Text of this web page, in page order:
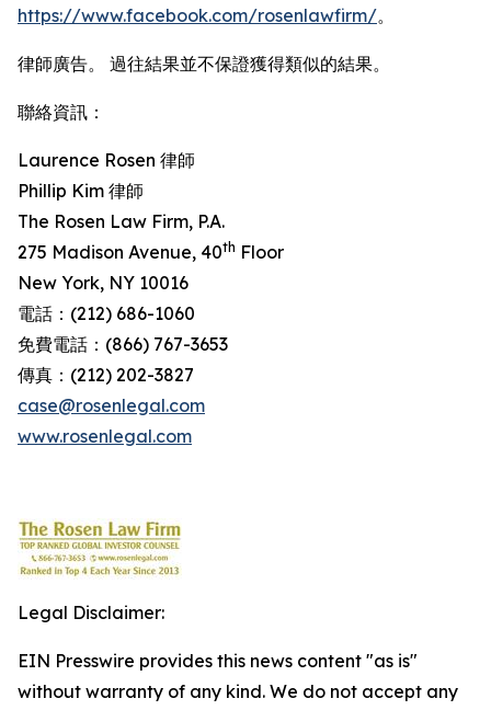
https://www.facebook.com/rosenlawfirm/。
律師廣告。 過往結果並不保證獲得類似的結果。
聯絡資訊：
Laurence Rosen 律師
Phillip Kim 律師
The Rosen Law Firm, P.A.
275 Madison Avenue, 40th Floor
New York, NY 10016
電話：(212) 686-1060
免費電話：(866) 767-3653
傳真：(212) 202-3827
case@rosenlegal.com
www.rosenlegal.com
Legal Disclaimer:
EIN Presswire provides this news content "as is"
without warranty of any kind. We do not accept any